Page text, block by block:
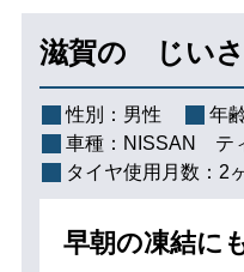
滋賀の じい
性別： 男性 年
車種： NISSAN テ
タイヤ使用月数： 2
早朝の凍結に